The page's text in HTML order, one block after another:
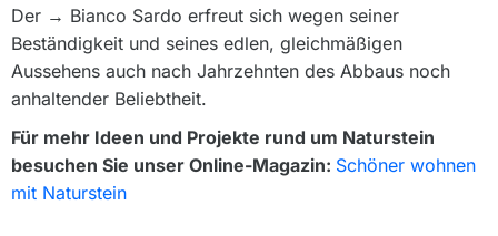
Der → Bianco Sardo erfreut sich wegen seiner
Beständigkeit und seines edlen, gleichmäßigen
Aussehens auch nach Jahrzehnten des Abbaus noch
anhaltender Beliebtheit.
Für mehr Ideen und Projekte rund um Naturstein
besuchen Sie unser Online-Magazin: Schöner wohnen
mit Naturstein